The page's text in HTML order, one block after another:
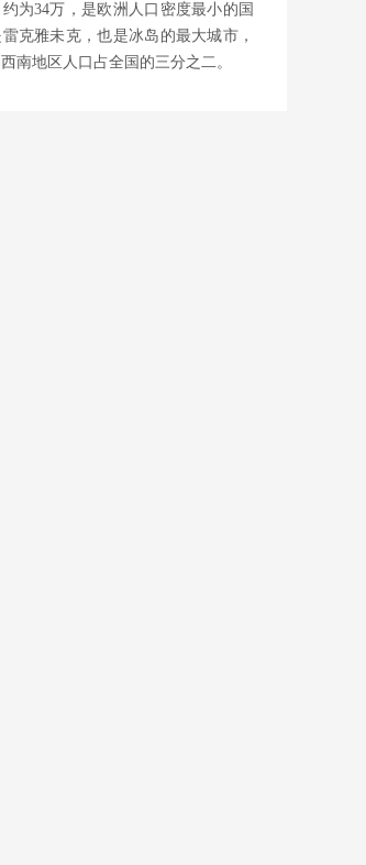
为34万，是欧洲人口密度最小的国
克雅未克，也是冰岛的最大城市，
南地区人口占全国的三分之二。